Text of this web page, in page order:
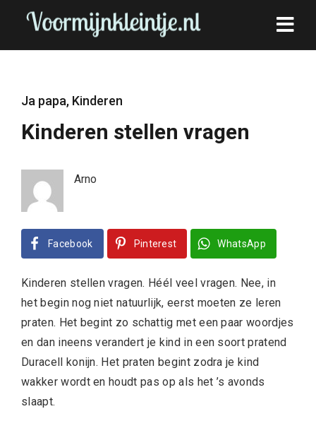
Ja papa, Kinderen
Kinderen stellen vragen
Arno
Facebook Pinterest WhatsApp
Kinderen stellen vragen. Héél veel vragen. Nee, in
het begin nog niet natuurlijk, eerst moeten ze leren
praten. Het begint zo schattig met een paar woordjes
en dan ineens verandert je kind in een soort pratend
Duracell konijn. Het praten begint zodra je kind
wakker wordt en houdt pas op als het ’s avonds
slaapt.